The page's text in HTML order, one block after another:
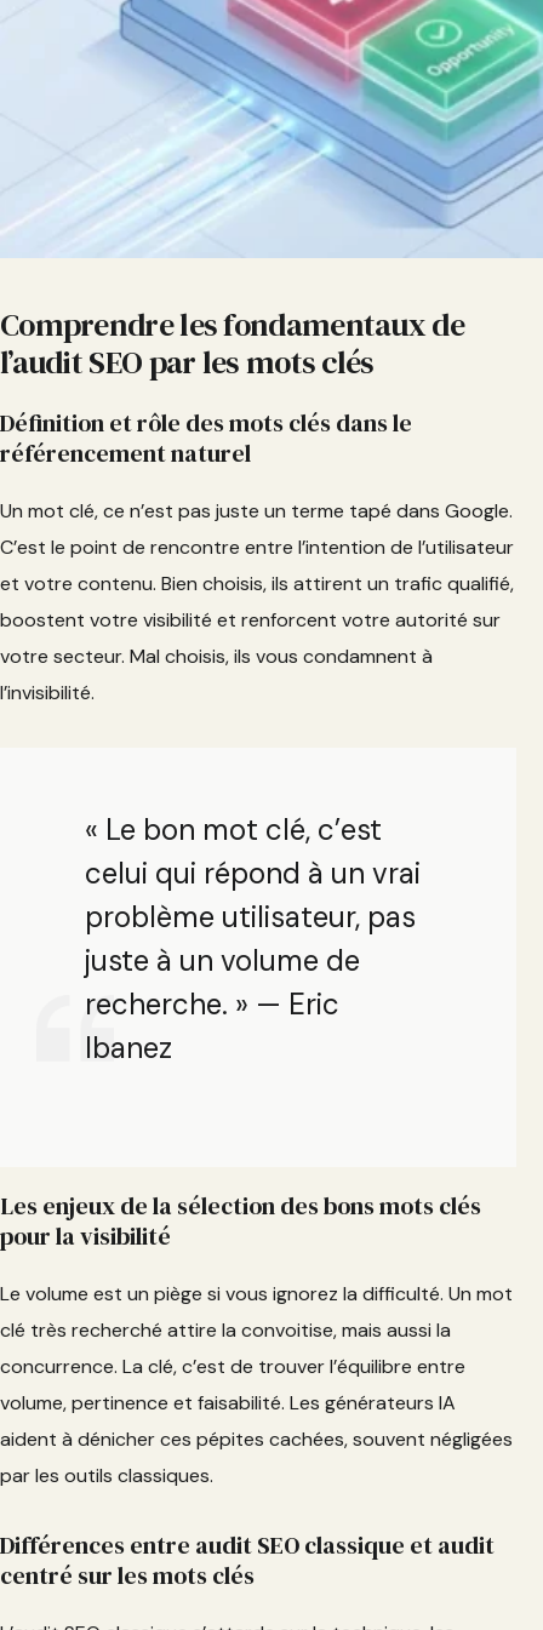
Comprendre les fondamentaux de
l’audit SEO par les mots clés
Définition et rôle des mots clés dans le
référencement naturel
Un mot clé, ce n’est pas juste un terme tapé dans Google.
C’est le point de rencontre entre l’intention de l’utilisateur
et votre contenu. Bien choisis, ils attirent un trafic qualifié,
boostent votre visibilité et renforcent votre autorité sur
votre secteur. Mal choisis, ils vous condamnent à
l’invisibilité.
« Le bon mot clé, c’est
celui qui répond à un vrai
problème utilisateur, pas
juste à un volume de
recherche. » — Eric
Ibanez
Les enjeux de la sélection des bons mots clés
pour la visibilité
Le volume est un piège si vous ignorez la difficulté. Un mot
clé très recherché attire la convoitise, mais aussi la
concurrence. La clé, c’est de trouver l’équilibre entre
volume, pertinence et faisabilité. Les générateurs IA
aident à dénicher ces pépites cachées, souvent négligées
par les outils classiques.
Différences entre audit SEO classique et audit
centré sur les mots clés